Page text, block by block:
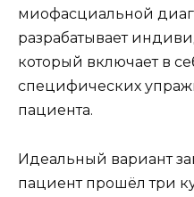
миофасциальной
разрабатывает
который включает в
специфических
пациента.
Идеальный вариант
пациент прошёл три